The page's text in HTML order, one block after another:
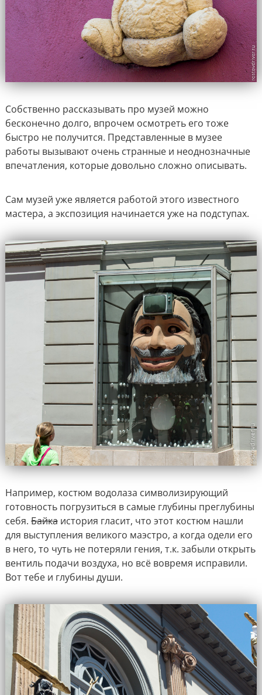
Собственно рассказывать про музей можно
бесконечно долго, впрочем осмотреть его тоже
быстро не получится. Представленные в музее
работы вызывают очень странные и неоднозначные
впечатления, которые довольно сложно описывать.
Сам музей уже является работой этого известного
мастера, а экспозиция начинается уже на подступах.
Например, костюм водолаза символизирующий
готовность погрузиться в самые глубины преглубины
себя. Байкаистория гласит, что этот костюм нашли
для выступления великого маэстро, а когда одели его
в него, то чуть не потеряли гения, т.к. забыли открыть
вентиль подачи воздуха, но всё вовремя исправили.
Вот тебе и глубины души.